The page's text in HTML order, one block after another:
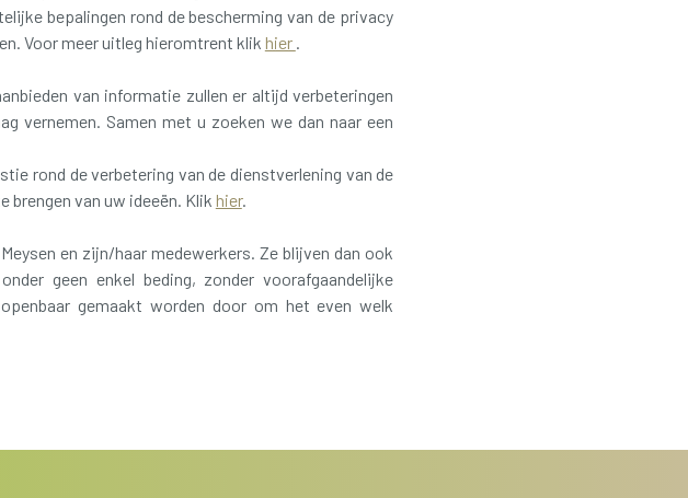
bepalingen rond de bescherming van de privacy
Voor meer uitleg hieromtrent klik hier .
van informatie zullen er altijd verbeteringen
vernemen. Samen met u zoeken we dan naar een
rond de verbetering van de dienstverlening van de
van uw ideeën. Klik hier.
en zijn/haar medewerkers. Ze blijven dan ook
geen enkel beding, zonder voorafgaandelijke
gemaakt worden door om het even welk